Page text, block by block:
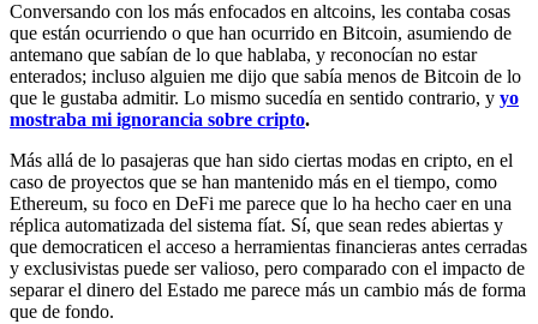
Conversando con los más enfocados en altcoins, les contaba cosas
que están ocurriendo o que han ocurrido en Bitcoin, asumiendo de
antemano que sabían de lo que hablaba, y reconocían no estar
enterados; incluso alguien me dijo que sabía menos de Bitcoin de lo
que le gustaba admitir. Lo mismo sucedía en sentido contrario, y yo
mostraba mi ignorancia sobre cripto.
Más allá de lo pasajeras que han sido ciertas modas en cripto, en el
caso de proyectos que se han mantenido más en el tiempo, como
Ethereum, su foco en DeFi me parece que lo ha hecho caer en una
réplica automatizada del sistema fíat. Sí, que sean redes abiertas y
que democraticen el acceso a herramientas financieras antes cerradas
y exclusivistas puede ser valioso, pero comparado con el impacto de
separar el dinero del Estado me parece más un cambio más de forma
que de fondo.